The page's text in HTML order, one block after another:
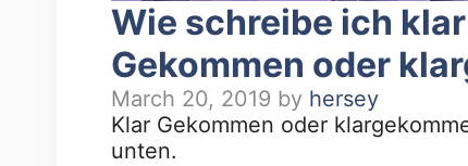
Wie schreibe ich
Gekommen oder
March 20, 2019 by hersey
Klar Gekommen oder
unten.